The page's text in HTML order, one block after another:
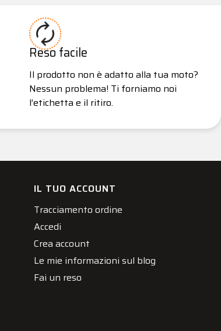
Reso facile
Il prodotto non è adatto alla tua moto?
Nessun problema! Ti forniamo noi
l’etichetta e il ritiro.
IL TUO ACCOUNT
Tracciamento ordine
Accedi
Crea account
Le mie informazioni sul blog
Fai un reso